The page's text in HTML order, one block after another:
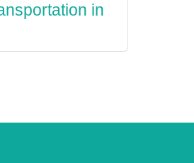
in